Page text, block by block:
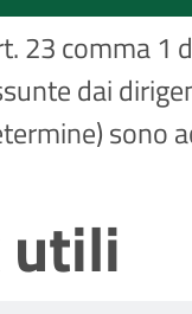
23 comma 1
dai
sono
utili